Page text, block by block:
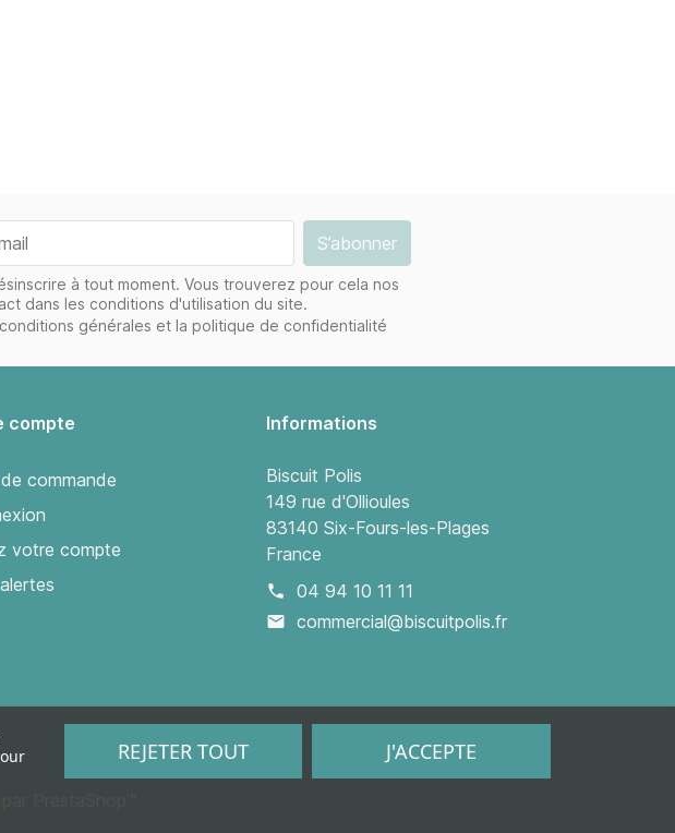
à tout moment. Vous trouverez pour cela nos
dans les conditions d'utilisation du site.
générales et la politique de confidentialité
compte
commande
votre compte
Informations
Biscuit Polis
149 rue d'Ollioules
83140 Six-Fours-les-Plages
France
phone 04 94 10 11 11
mail commercial@biscuitpolis.fr
REJETER TOUT J'ACCEPTE